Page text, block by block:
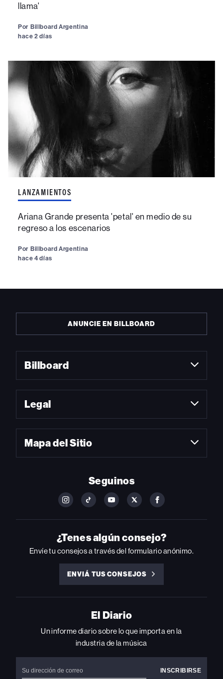
llama'
Por Billboard Argentina
hace 2 días
LANZAMIENTOS
Ariana Grande presenta 'petal' en medio de su
regreso a los escenarios
Por Billboard Argentina
hace 4 días
ANUNCIE EN BILLBOARD
Billboard
Legal
Mapa del Sitio
Seguinos
FOLLOW
ON
INSTAGRAM
FOLLOW
ON
YOUTUBE
FOLLOW
ON
YOUTUBE
FOLLOW
ON
FOLLOW
ON
FACEBOOK
¿Tenes algún consejo?
Envíe tu consejos a través del formulario anónimo.
ENVIÁ TUS CONSEJOS
ENVIÁ
CONSEJOS
El Diario
Un informe diario sobre lo que importa en la
industria de la música